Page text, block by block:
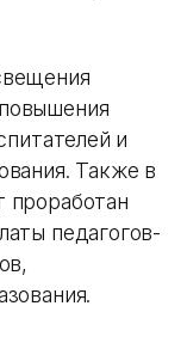
и
Также в
педагогов-